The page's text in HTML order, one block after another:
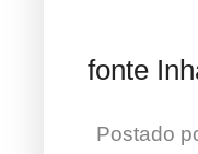
fonte
Postado